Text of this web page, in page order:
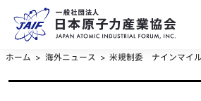
ホーム 海外ニュース 米規制委 ナインマイ